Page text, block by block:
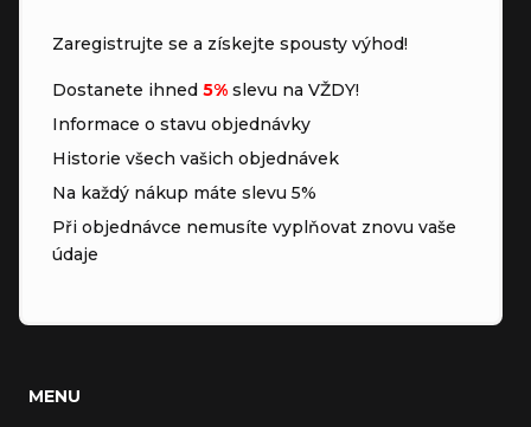
Zaregistrujte se a získejte spousty výhod!
Dostanete ihned 5% slevu na VŽDY!
Informace o stavu objednávky
Historie všech vašich objednávek
Na každý nákup máte slevu 5%
Při objednávce nemusíte vyplňovat znovu vaše
údaje
MENU